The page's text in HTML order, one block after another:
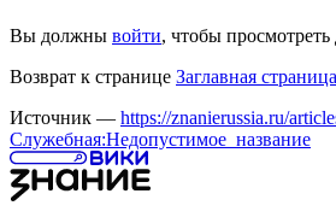
Вы должны войти, чтобы
Возврат к странице Заглавная страница
Источник — https://znanierussia.ru/
Служебная:Недопустимое_название